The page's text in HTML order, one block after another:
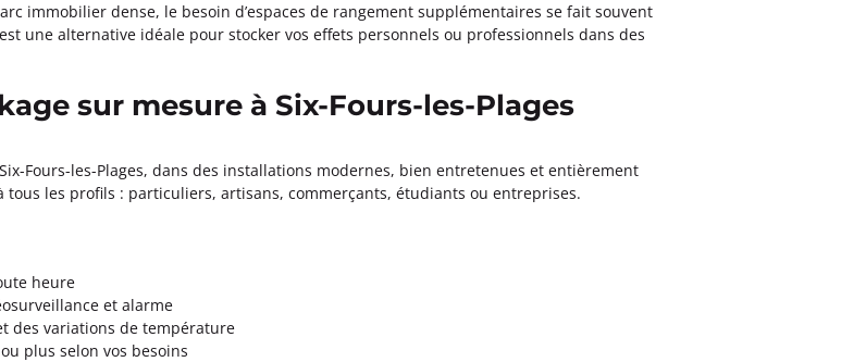
immobilier dense, le besoin d’espaces de rangement supplémentaires se fait souvent
une alternative idéale pour stocker vos effets personnels ou professionnels dans des
sur mesure à Six-Fours-les-Plages
Fours-les-Plages, dans des installations modernes, bien entretenues et entièrement
tous les profils : particuliers, artisans, commerçants, étudiants ou entreprises.
heure
et alarme
des variations de température
plus selon vos besoins